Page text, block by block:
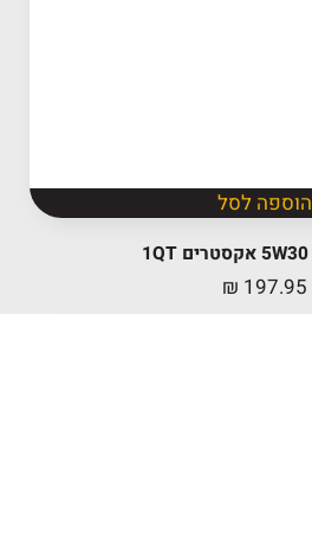
הוספה לסל
₪ 197.95